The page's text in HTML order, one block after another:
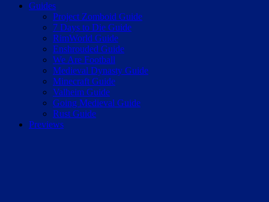
Guides
Project Zomboid Guide
7 Days to Die Guide
RimWorld Guide
Enshrouded Guide
We Are Football
Medieval Dynasty Guide
Minecraft Guide
Valheim Guide
Going Medieval Guide
Rust Guide
Previews